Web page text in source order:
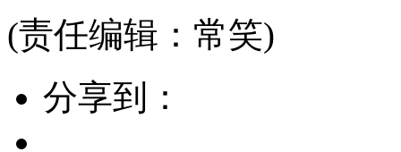
(责任编辑：常笑)
分享到：